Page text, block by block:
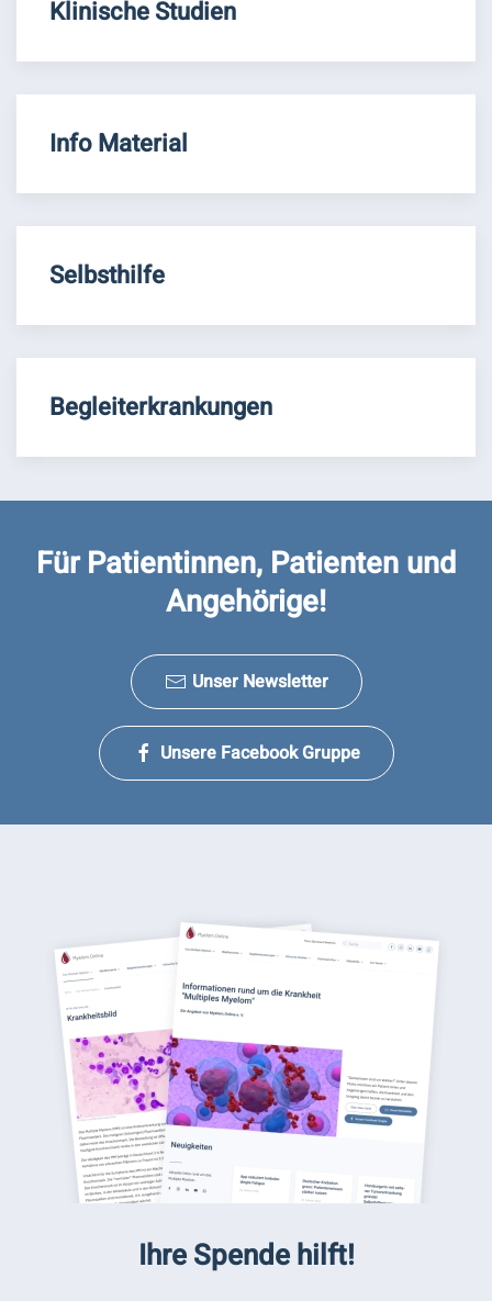
Klinische Studien
Info Material
Selbsthilfe
Begleiterkrankungen
Für Patientinnen, Patienten und
Angehörige!
Unser Newsletter
Unsere Facebook Gruppe
Ihre Spende hilft!